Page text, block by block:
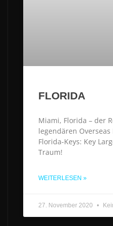
FLORIDA
Miami, Florida – der
legendären
Florida-Keys: Key
Traum!
WEITERLESEN »
27. November 2020